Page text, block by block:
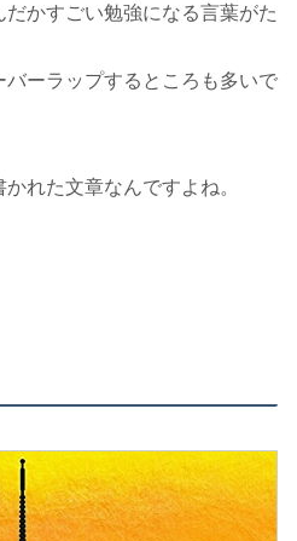
かすごい勉強になる言葉がた
ーラップするところも多いで
れた文章なんですよね。